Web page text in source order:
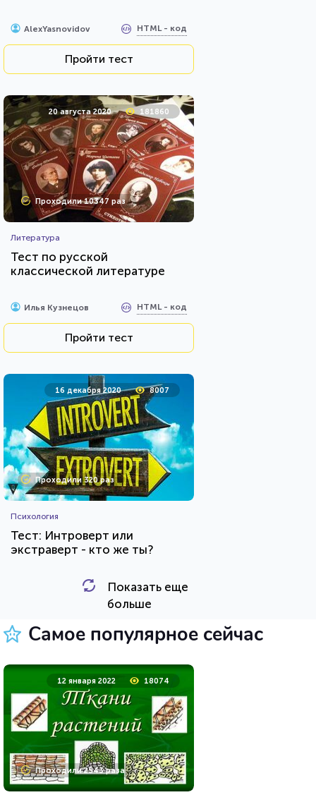
AlexYasnovidov HTML - код
Пройти тест
20 августа 2020 181860
Проходили 10347 раз
Литература
Тест по русской
классической литературе
Илья Кузнецов HTML - код
Пройти тест
16 декабря 2020 8007
Проходили 320 раз
Психология
Тест: Интроверт или
экстраверт - кто же ты?
HTML - код
23 марта 2021 219798
Проходили 74649 раз
Психология
Показать еще
больше
Самое популярное сейчас
12 января 2022 18074
Проходили 2543 раза